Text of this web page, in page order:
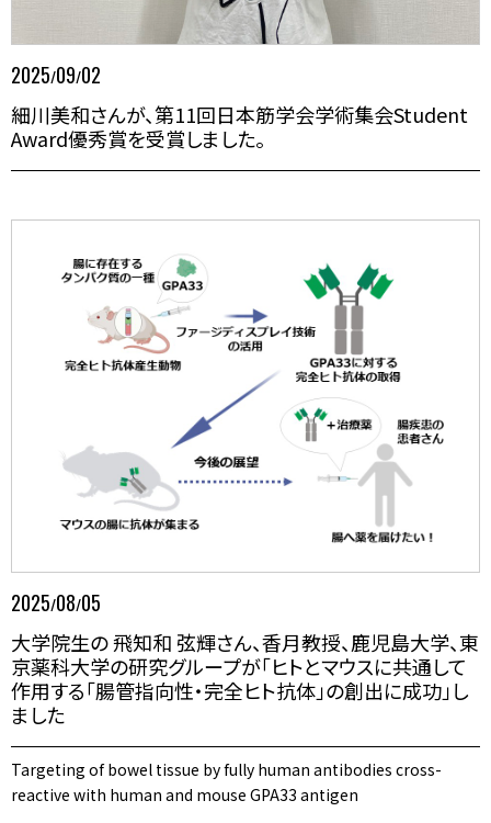
2025/09/02
細川美和さんが、第11回日本筋学会学術集会Student
Award優秀賞を受賞しました。
2025/08/05
大学院生の 飛知和 弦輝さん、香月教授、鹿児島大学、東
京薬科大学の研究グループが「ヒトとマウスに共通して
作用する「腸管指向性・完全ヒト抗体」の創出に成功」し
ました
Targeting of bowel tissue by fully human antibodies cross-
reactive with human and mouse GPA33 antigen